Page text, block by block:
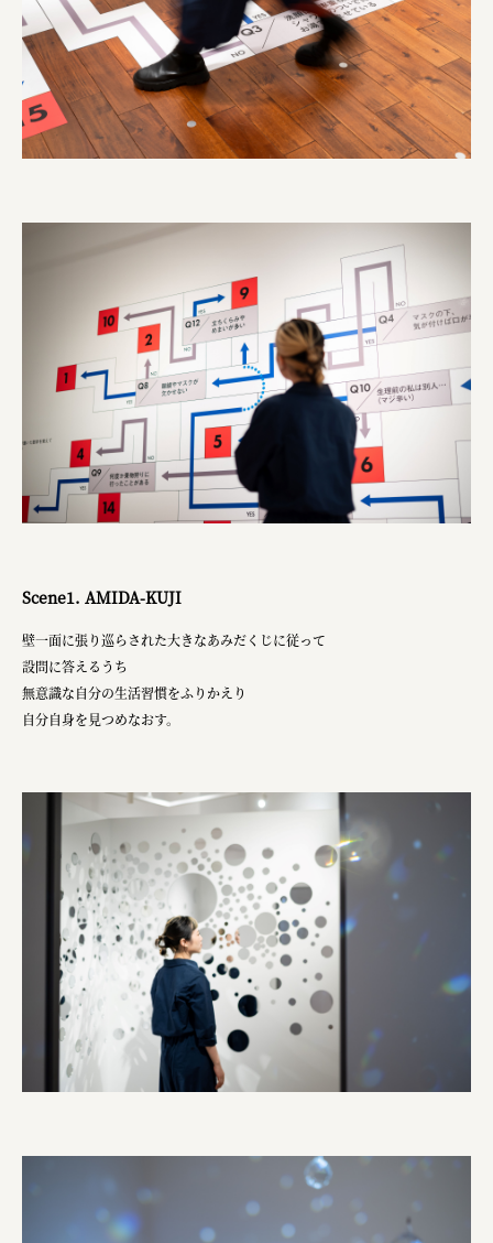
株式会社 マツバラ
株式会社東果堂
アトラス化成
株式会社 中日ステンドアート
株式会社ポーラ
ourselves
一般財団法人 伝統的工芸品産業振興協会
株式会社池田泉州銀行
岡野バルブ製造株式会社
株式会社ふくや
三井不動産株式会社
株式会社イソガイ
インターステラテクノロジズ株式会社
キッコーマン食品株式会社
住友化学株式会社
宗教法人圓能寺立 若草幼稚園
株式会社 照沼
食処くさの根
株式会社クイーンピスタチオ
JR東日本クロスステーション
株式会社ハッチ
株式会社リブロプラス
一般社団法人手紙寺
土佐しらす食堂二万匹
Scene1. AMIDA-KUJI
壁一面に張り巡らされた大きなあみだくじに従って
設問に答えるうち
無意識な自分の生活習慣をふりかえり
自分自身を見つめなおす。